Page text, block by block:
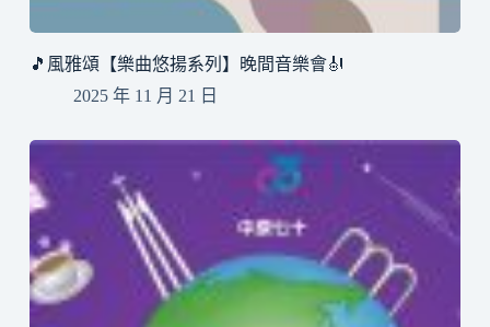
🎵風雅頌【樂曲悠揚系列】晚間音樂會🎻
2025 年 11 月 21 日